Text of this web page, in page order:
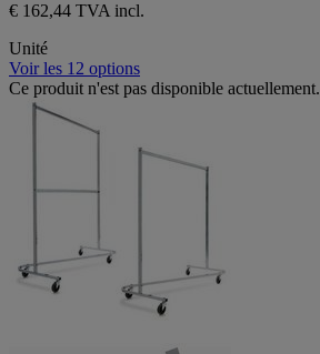
€ 162,44 TVA incl.
Unité
Voir les 12 options
Ce produit n'est pas disponible actuellement.